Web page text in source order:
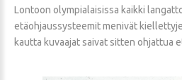
Lontoon olympialaisissa kaikki
etäohjaussysteemit menivät
kautta kuvaajat saivat sitten ohjattua